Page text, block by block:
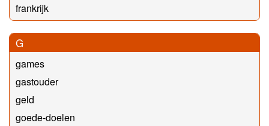
frankrijk
G
games
gastouder
geld
goede-doelen